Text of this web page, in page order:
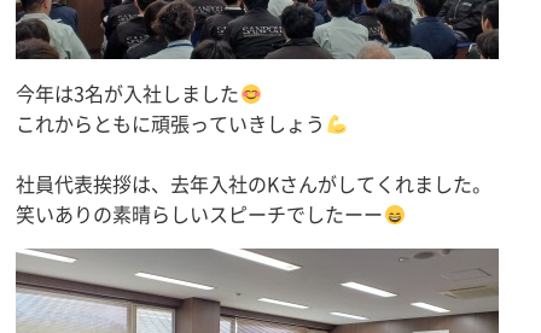
今年は3名が入社しました
これからともに頑張っていきしょう
社員代表挨拶は、去年入社のKさんがしてくれました。
笑いありの素晴らしいスピーチでしたーー